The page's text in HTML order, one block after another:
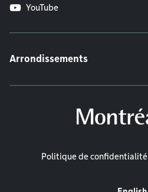
YouTube
Arrondissements
Mentions légales
Politique de confidentialité